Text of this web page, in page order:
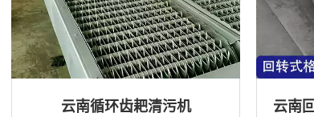
云南循环齿耙清污机